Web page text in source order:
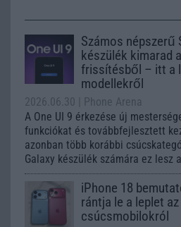
Számos népszerű
készülék kimarad
frissítésből – itt a
modellekről
2026.06.30
| Phone Arena
A One UI 9 érkezése új
funkciókat és továbbfejlesztett
azonban több korábbi
Galaxy készülék számára ez lesz
iPhone 18
rántja le a leplet
csúcsmobilokról